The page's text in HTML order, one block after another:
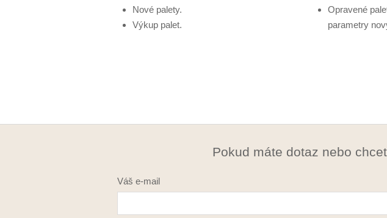
Nové palety.
Výkup palet.
Opravené
parametry
Pokud máte dotaz nebo
Váš e-mail